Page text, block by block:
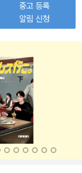
중고 등록
알림 신청